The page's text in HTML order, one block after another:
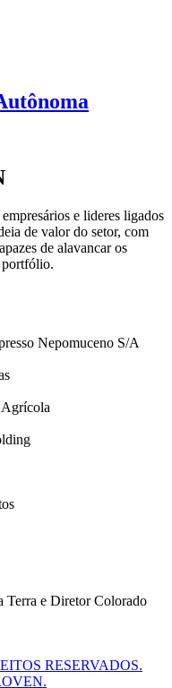
e lideres ligados
de valor do setor, com
de alavancar os
portfólio.
Nepomuceno S/A
Terra e Diretor Colorado
RESERVADOS.